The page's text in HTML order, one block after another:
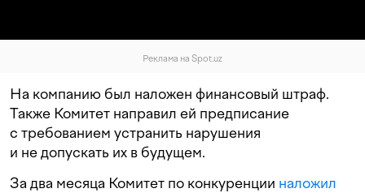
Реклама на Spot.uz
На компанию был наложен финансовый штраф.
Также Комитет направил ей предписание
с требованием устранить нарушения
и не допускать их в будущем.
За два месяца Комитет по конкуренции наложил